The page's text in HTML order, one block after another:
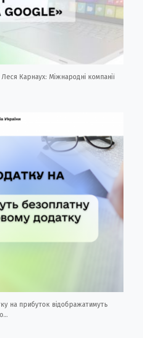
Карнаух: Міжнародні компанії
на прибуток відображатимуть